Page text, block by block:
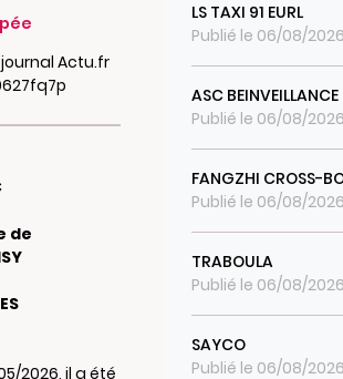
Actu.fr
de
2026, il a été
LS TAXI 91 EURL
Publié le 06/08/2026
ASC BEINVEILLANCE
Publié le 06/08/2026
FANGZHI CROSS-
Publié le 06/08/2026
TRABOULA
Publié le 06/08/2026
SAYCO
Publié le 06/08/2026